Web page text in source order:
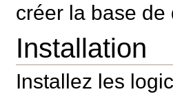
créer la base de
Installation
Installez les